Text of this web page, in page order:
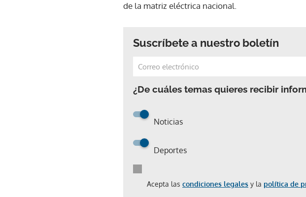
de la matriz eléctrica nacional.
Suscríbete a nuestro boletín
¿De cuáles temas quieres recibir
Noticias
Deportes
Acepta las condiciones legales y la política de